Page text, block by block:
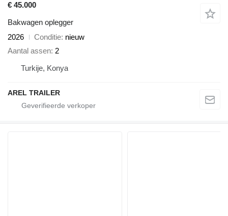
€ 45.000
Bakwagen oplegger
2026
Conditie nieuw
Aantal assen 2
Turkije, Konya
AREL TRAILER